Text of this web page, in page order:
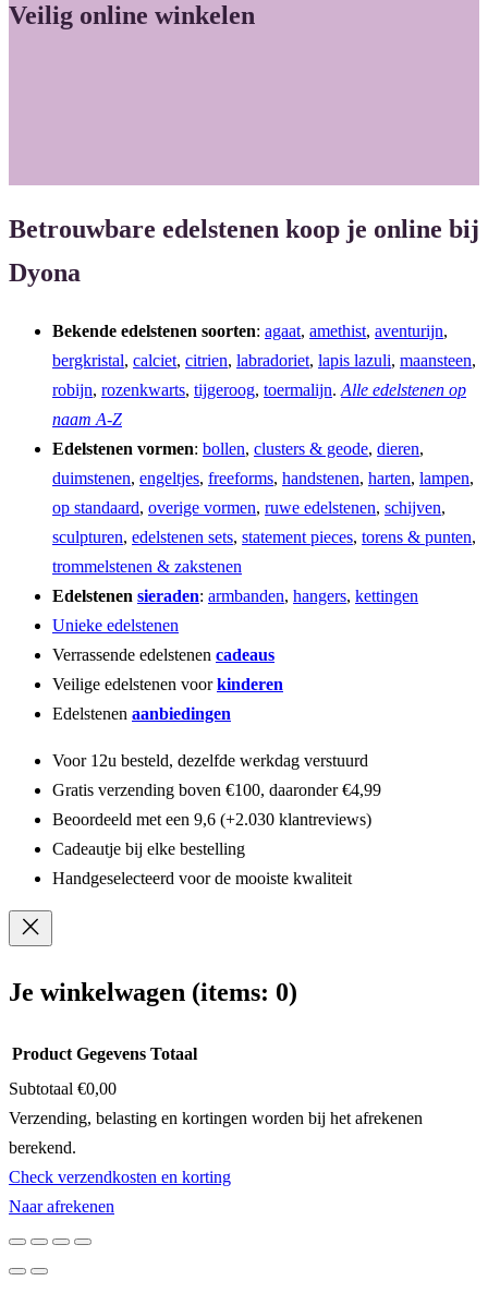
Veilig online winkelen
Betrouwbare edelstenen koop je online bij
Dyona
Bekende edelstenen soorten: agaat, amethist, aventurijn,
bergkristal, calciet, citrien, labradoriet, lapis lazuli, maansteen,
robijn, rozenkwarts, tijgeroog, toermalijn. Alle edelstenen op
naam A-Z
Edelstenen vormen: bollen, clusters & geode, dieren,
duimstenen, engeltjes, freeforms, handstenen, harten, lampen,
op standaard, overige vormen, ruwe edelstenen, schijven,
sculpturen, edelstenen sets, statement pieces, torens & punten,
trommelstenen & zakstenen
Edelstenen sieraden: armbanden, hangers, kettingen
Unieke edelstenen
Verrassende edelstenen cadeaus
Veilige edelstenen voorkinderen
Edelstenen aanbiedingen
Voor 12u besteld, dezelfde werkdag verstuurd
Gratis verzending boven €100, daaronder €4,99
Beoordeeld met een 9,6 (+2.030 klantreviews)
Cadeautje bij elke bestelling
Handgeselecteerd voor de mooiste kwaliteit
Je winkelwagen (items: 0)
Producten
in
winkelwagen
Product Gegevens Totaal
Subtotaal €0,00
Verzending, belasting en kortingen worden bij het afrekenen
berekend.
Check verzendkosten en korting
Naar afrekenen